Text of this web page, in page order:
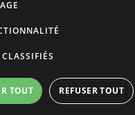
SA – Tous droits réservés.
TOUT REFUSER TOUT